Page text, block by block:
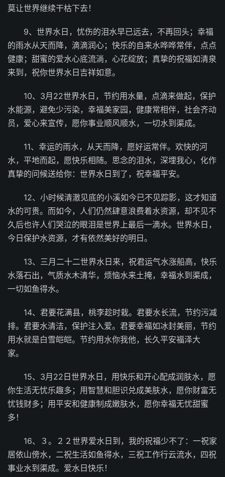
莫让世界继续干枯下去！
9、世界水日，忧伤的泪水早已远去，不再回头；幸福
的雨水从天而降，滴滴润心；快乐的自来水哗哗常伴，点点
健康；甜蜜的爱水心底流淌，心花绽放；真挚的祝福如清泉
来到，祝你世界水日吉祥如意。
10、3月22世界水日，节约用水量，点滴来做起，保护
水能源，避免少污染，幸福美家园，健康常相伴，社会齐动
员，爱心来宣传，愿你事业顺风顺水，一切水到渠成。
11、幸运的雨水，从天而降，愿好运常伴。欢快的河
水，平地而起，愿快乐相随。思念的泪水，深埋我心，化作
真挚的问候送给你：世界水日到了，祝幸福平安。
12、小时候清澈见底的小溪如今已不见踪影，这才知道
水的可贵。而如今，人们仍然肆意浪费着水资源，却不见不
久后也许人们哭泣的眼泪是世界上最后一滴水。世界水日，
今日保护水资源，才有依然美好的明日。
13、三月二十二世界水日来，祝君运气水涨船高，快乐
水落石出，气质水木清华，烦恼水来土掩，幸福水到渠成，
一切如鱼得水。
14、君要花满县，桃李趁时栽。君要水长流，节约污减
排。君要水清洁，保护注入爱。君要幸福如冰封美丽，节约
用水就是白雪皑皑。节约用水你我他，长久平安福泽大
家。
15、3月22日世界水日，用快乐和开心配成润肤水，愿
你生活无忧乐趣多；用智慧和胆识兑成美肤水，愿你财富无
忧钱财多；用平安和健康制成嫩肤水，愿你幸福无忧甜蜜
多！
16、３。２２世界爱水日到，我的祝福少不了：一祝家
居依山傍水，二祝生活如鱼得水，三祝工作行云流水，四祝
事业水到渠成。爱水日快乐！